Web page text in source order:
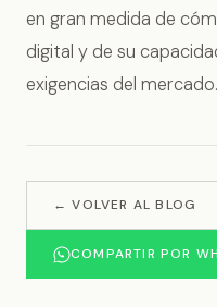
en gran medida de
digital y de su
exigencias del mercado.
← VOLVER AL BLOG
COMPARTIR POR